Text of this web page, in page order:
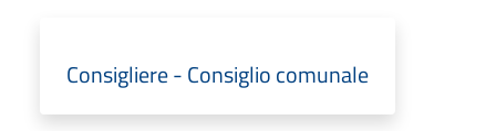
Consigliere - Consiglio comunale